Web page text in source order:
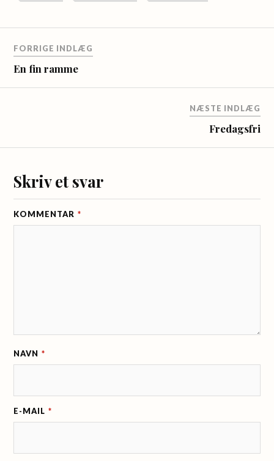
FORRIGE INDLÆG
En fin ramme
NÆSTE INDLÆG
Fredagsfri
Skriv et svar
KOMMENTAR *
NAVN *
E-MAIL *